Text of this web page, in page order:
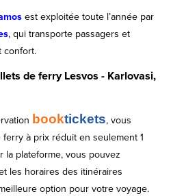
est exploitée toute l’année par
, qui transporte passagers et
confort.
de ferry Lesvos - Karlovasi,
booktickets, vous
à prix réduit en seulement 1
la plateforme, vous pouvez
les horaires des itinéraires
option pour votre voyage.